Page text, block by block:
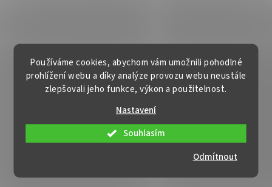
Používáme cookies, abychom vám umožnili pohodlné
prohlížení webu a díky analýze provozu webu neustále
zlepšovali jeho funkce, výkon a použitelnost.
Nastavení
Odmítnout
Souhlasím